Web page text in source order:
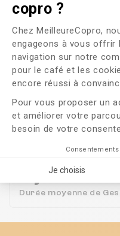
copro ?
Plateforme de
Chez MeilleureCopro,
engageons à vous offrir
navigation sur notre
pour le café et les
encore réussi à
Pour vous proposer un
et améliorer votre
besoin de votre
Je choisis
15
Copropriétés en
100%
Satisfaction des
2 jours
Durée moyenne de